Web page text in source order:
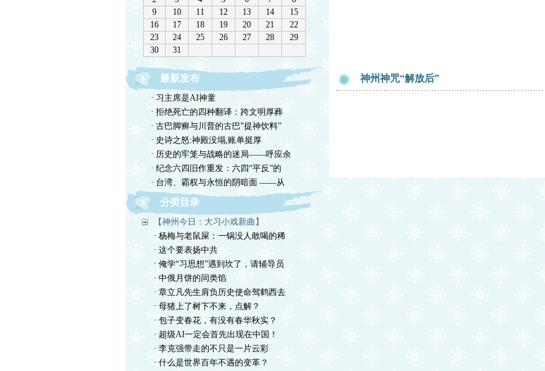
最新发布
· 习主席是AI神童
· 拒绝死亡的四种翻译：跨文明厚葬
· 古巴脚癣与川普的古巴"提神饮料”
· 史诗之怒:神殿没塌,账单挺厚
· 历史的牢笼与战略的迷局——呼应余
· 纪念六四旧作重发：六四“平反”的
· 台湾、霸权与永恒的阴暗面 ——从
分类目录
【神州今日：大习小戏新曲】
· 杨梅与老鼠屎：一锅没人敢喝的稀
· 这个要表扬中共
· 俺学“习思想”遇到坎了，请辅导员
· 中俄月饼的同类馅
· 章立凡先生肩负历史使命驾鹤西去
· 母猪上了树下不来，点解？
· 包子变春花，有没有春华秋实？
· 超级AI一定会首先出现在中国！
· 李克强带走的不只是一片云彩
· 什么是世界百年不遇的变革？
神州神咒“解放后”